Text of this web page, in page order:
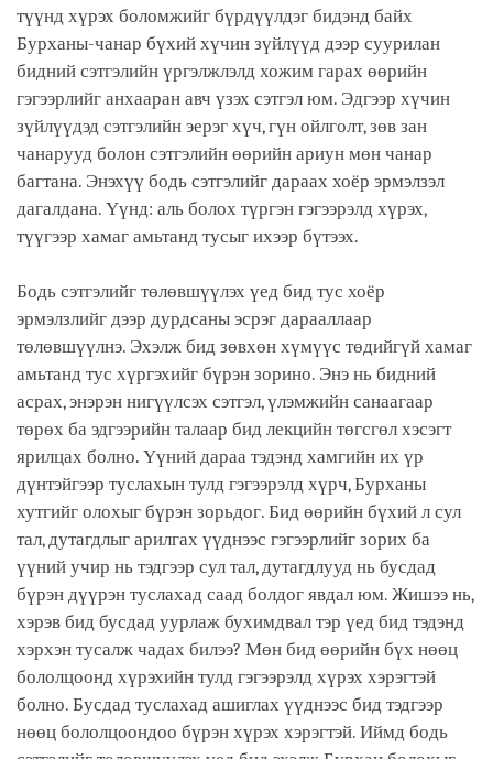
түүнд хүрэх боломжийг бүрдүүлдэг бидэнд байх
Бурханы-чанар бүхий хүчин зүйлүүд дээр суурилан
бидний сэтгэлийн үргэлжлэлд хожим гарах өөрийн
гэгээрлийг анхааран авч үзэх сэтгэл юм. Эдгээр хүчин
зүйлүүдэд сэтгэлийн эерэг хүч, гүн ойлголт, зөв зан
чанарууд болон сэтгэлийн өөрийн ариун мөн чанар
багтана. Энэхүү бодь сэтгэлийг дараах хоёр эрмэлзэл
дагалдана. Үүнд: аль болох түргэн гэгээрэлд хүрэх,
түүгээр хамаг амьтанд тусыг ихээр бүтээх.
Бодь сэтгэлийг төлөвшүүлэх үед бид тус хоёр
эрмэлзлийг дээр дурдсаны эсрэг дарааллаар
төлөвшүүлнэ. Эхэлж бид зөвхөн хүмүүс төдийгүй хамаг
амьтанд тус хүргэхийг бүрэн зорино. Энэ нь бидний
асрах, энэрэн нигүүлсэх сэтгэл, үлэмжийн санаагаар
төрөх ба эдгээрийн талаар бид лекцийн төгсгөл хэсэгт
ярилцах болно. Үүний дараа тэдэнд хамгийн их үр
дүнтэйгээр туслахын тулд гэгээрэлд хүрч, Бурханы
хутгийг олохыг бүрэн зорьдог. Бид өөрийн бүхий л сул
тал, дутагдлыг арилгах үүднээс гэгээрлийг зорих ба
үүний учир нь тэдгээр сул тал, дутагдлууд нь бусдад
бүрэн дүүрэн туслахад саад болдог явдал юм. Жишээ нь,
хэрэв бид бусдад уурлаж бухимдвал тэр үед бид тэдэнд
хэрхэн тусалж чадах билээ? Мөн бид өөрийн бүх нөөц
бололцоонд хүрэхийн тулд гэгээрэлд хүрэх хэрэгтэй
болно. Бусдад туслахад ашиглах үүднээс бид тэдгээр
нөөц бололцоондоо бүрэн хүрэх хэрэгтэй. Иймд бодь